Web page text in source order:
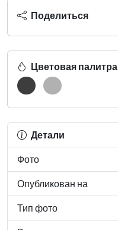
Поделиться
Цветовая палитра
Детали
Фото
Опубликован на
Тип фото